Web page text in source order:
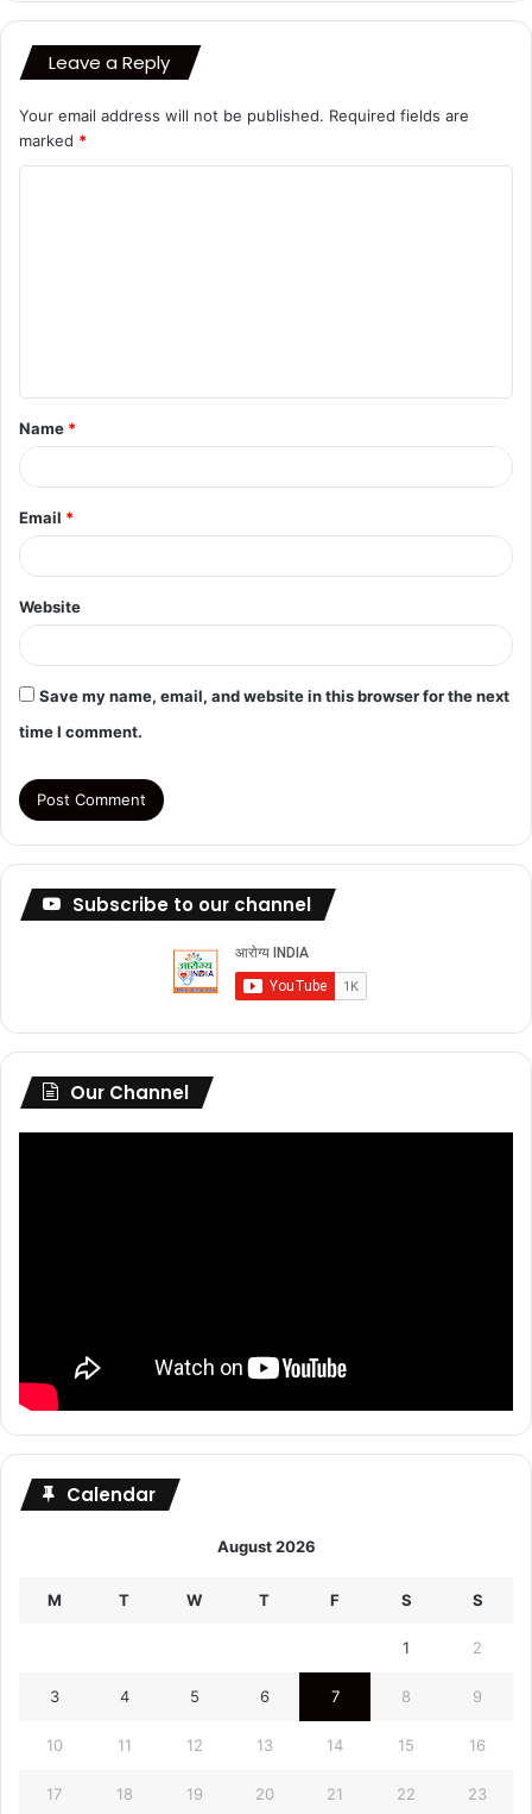
Leave a Reply
Your email address will not be published. Required fields are
marked *
t
*
Name *
Email *
Website
Save my name, email, and website in this browser for the next
time I comment.
Subscribe to our channel
Our Channel
Calendar
August 2026
M T W T F S S
1 2
3 4 5 6 7 8 9
10 11 12 13 14 15 16
17 18 19 20 21 22 23